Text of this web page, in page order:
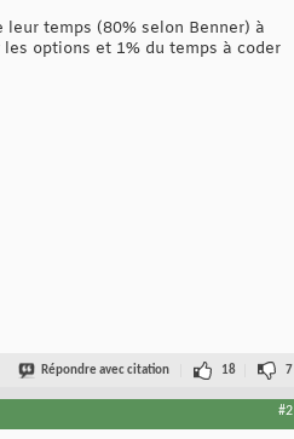
temps (80% selon Benner) à
options et 1% du temps à coder
Répondre avec citation 18 7
#2